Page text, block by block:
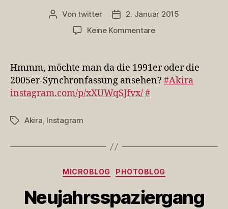
Beitragsautor
Vontwitter Veröffentlichungsdatum
2. Januar 2015
Keine Kommentarezu
man
da
die
Hmmm, möchte man da die 1991er oder die
2005er-Synchronfassung ansehen? #Akira
instagram.com/p/xXUWqSJfvx/#
Schlagwörter
Akira, Instagram
Kategorien
MICROBLOG PHOTOBLOG
Neujahrsspaziergang